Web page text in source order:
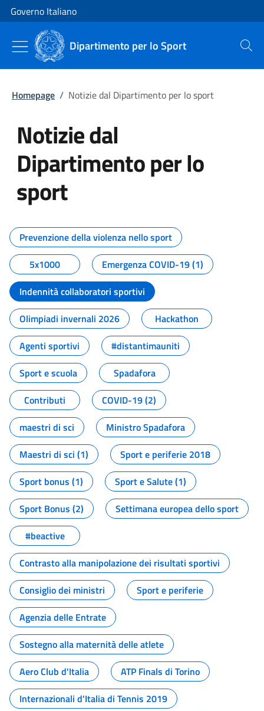
Vai al contenuto
Vai alla navigazione del sito
Governo Italiano
Dipartimento per lo Sport Cerca
Homepage / Notizie dal Dipartimento per lo sport
Notizie dal
Dipartimento per lo
sport
Tutti i contenuti della pagina
Prevenzione della violenza nello sport
5x1000
Emergenza COVID-19 (1)
Indennità collaboratori sportivi
Olimpiadi invernali 2026
Hackathon
Agenti sportivi
#distantimauniti
Sport e scuola
Spadafora
Contributi
COVID-19 (2)
maestri di sci
Ministro Spadafora
Maestri di sci (1)
Sport e periferie 2018
Sport bonus (1)
Sport e Salute (1)
Sport Bonus (2)
Settimana europea dello sport
#beactive
Contrasto alla manipolazione dei risultati sportivi
Consiglio dei ministri
Sport e periferie
Agenzia delle Entrate
Sostegno alla maternità delle atlete
Aero Club d'Italia
ATP Finals di Torino
Internazionali d'Italia di Tennis 2019